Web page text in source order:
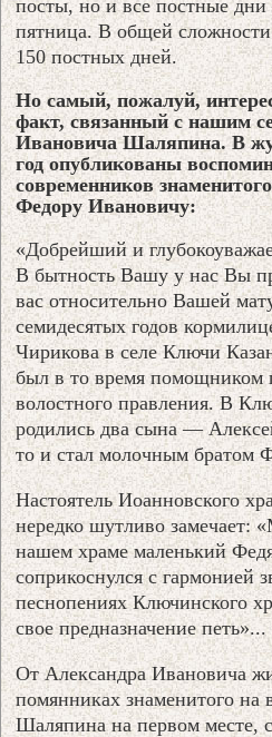
посты, но и все постные
пятница. В общей сложности
150 постных дней.
Но самый, пожалуй,
факт, связанный с нашим
Ивановича Шаляпина. В
год опубликованы
современников
Федору Ивановичу:
«Добрейший и
В бытность Вашу у нас Вы
вас относительно Вашей
семидесятых годов
Чирикова в селе Ключи
был в то время помощником
волостного правления. В
родились два сына —
то и стал молочным братом
Настоятель Иоанновского
нередко шутливо замечает:
нашем храме маленький
соприкоснулся с гармонией
песнопениях Ключинского
свое предназначение петь»...
От Александра Ивановича
помянниках знаменитого на
Шаляпина на первом месте,